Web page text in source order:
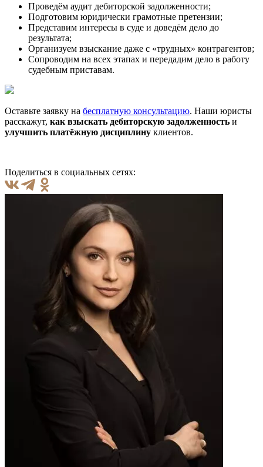
Проведём аудит дебиторской задолженности;
Подготовим юридически грамотные претензии;
Представим интересы в суде и доведём дело до
результата;
Организуем взыскание даже с «трудных» контрагентов;
Сопроводим на всех этапах и передадим дело в работу
судебным приставам.
Оставьте заявку на бесплатную консультацию. Наши юристы
расскажут, как взыскать дебиторскую задолженность и
улучшить платёжную дисциплину клиентов.
Поделиться в социальных сетях: